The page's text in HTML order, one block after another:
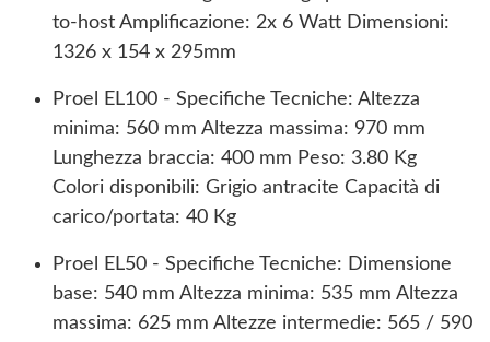
to-host Amplificazione: 2x 6 Watt Dimensioni:
1326 x 154 x 295mm
Proel EL100 - Specifiche Tecniche: Altezza
minima: 560 mm Altezza massima: 970 mm
Lunghezza braccia: 400 mm Peso: 3.80 Kg
Colori disponibili: Grigio antracite Capacità di
carico/portata: 40 Kg
Proel EL50 - Specifiche Tecniche: Dimensione
base: 540 mm Altezza minima: 535 mm Altezza
massima: 625 mm Altezze intermedie: 565 / 590